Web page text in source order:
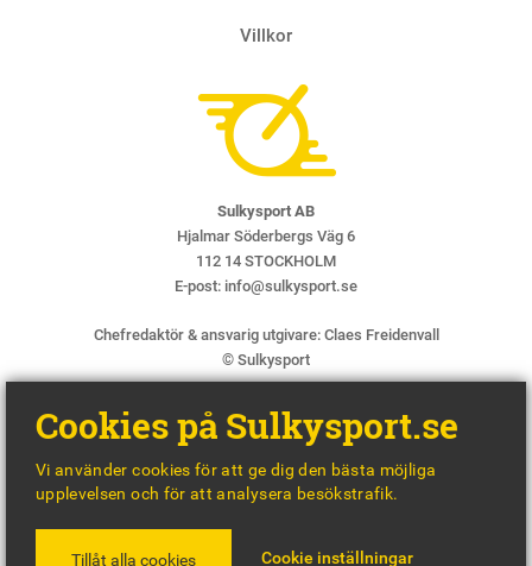
Villkor
Sulkysport AB
Hjalmar Söderbergs Väg 6
112 14 STOCKHOLM
E-post: info@sulkysport.se
Chefredaktör & ansvarig utgivare: Claes Freidenvall
© Sulkysport
BY
Cookies på Sulkysport.se
Vi använder cookies för att ge dig den bästa möjliga
upplevelsen och för att analysera besökstrafik.
Tillåt alla cookies Cookie inställningar